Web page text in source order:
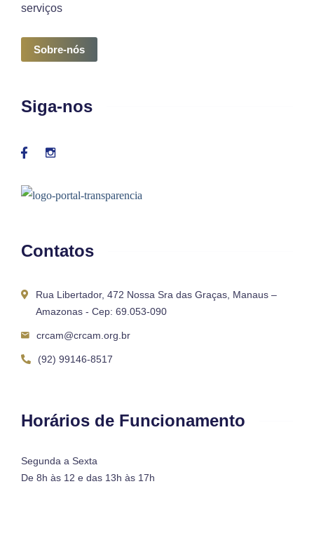
serviços
Sobre-nós
Siga-nos
Contatos
Rua Libertador, 472 Nossa Sra das Graças, Manaus –
Amazonas - Cep: 69.053-090
crcam@crcam.org.br
(92) 99146-8517
Horários de Funcionamento
Segunda a Sexta
De 8h às 12 e das 13h às 17h